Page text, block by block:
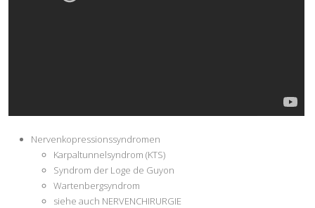
Nervenkopressionssyndromen
Karpaltunnelsyndrom (KTS)
Syndrom der Loge de Guyon
Wartenbergsyndrom
siehe auch NERVENCHIRURGIE